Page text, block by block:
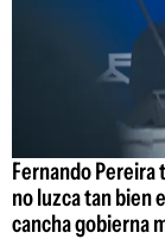
Fernando Pereira
no luzca tan bien
cancha gobierna